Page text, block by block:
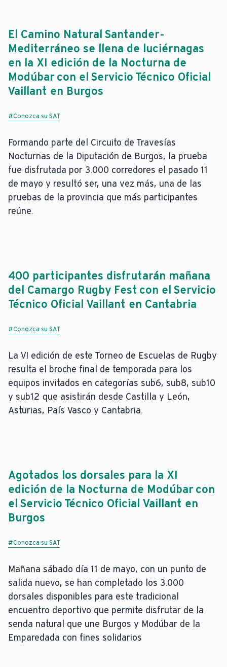
El Camino Natural Santander-
Mediterráneo se llena de luciérnagas
en la XI edición de la Nocturna de
Modúbar con el Servicio Técnico Oficial
Vaillant en Burgos
#Conozca su SAT
Formando parte del Circuito de Travesías
Nocturnas de la Diputación de Burgos, la prueba
fue disfrutada por 3.000 corredores el pasado 11
de mayo y resultó ser, una vez más, una de las
pruebas de la provincia que más participantes
reúne.
400 participantes disfrutarán mañana
del Camargo Rugby Fest con el Servicio
Técnico Oficial Vaillant en Cantabria
#Conozca su SAT
La VI edición de este Torneo de Escuelas de Rugby
resulta el broche final de temporada para los
equipos invitados en categorías sub6, sub8, sub10
y sub12 que asistirán desde Castilla y León,
Asturias, País Vasco y Cantabria.
Agotados los dorsales para la XI
edición de la Nocturna de Modúbar con
el Servicio Técnico Oficial Vaillant en
Burgos
#Conozca su SAT
Mañana sábado día 11 de mayo, con un punto de
salida nuevo, se han completado los 3.000
dorsales disponibles para este tradicional
encuentro deportivo que permite disfrutar de la
senda natural que une Burgos y Modúbar de la
Emparedada con fines solidarios